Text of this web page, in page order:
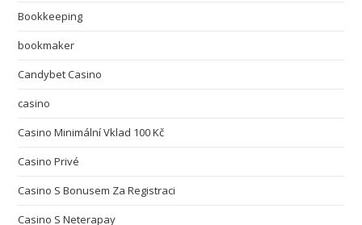
Bookkeeping
bookmaker
Candybet Casino
casino
Casino Minimální Vklad 100 Kč
Casino Privé
Casino S Bonusem Za Registraci
Casino S Neterapay